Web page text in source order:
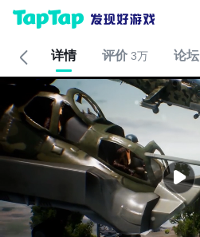
详情 评价 3万 论坛